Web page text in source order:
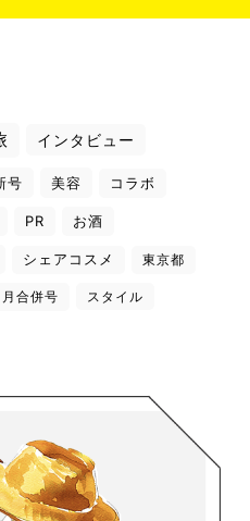
インタビュー
号 美容 コラボ
PR お酒
シェアコスメ 東京都
合併号 スタイル